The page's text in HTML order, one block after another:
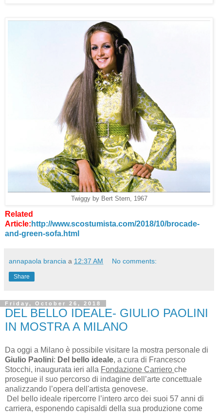
Twiggy by Bert Stern, 1967
Related
Article: http://www.scostumista.com/2018/10/brocade-
and-green-sofa.html
annapaola brancia a 12:37 AM No comments:
Share
Friday, October 26, 2018
DEL BELLO IDEALE- GIULIO PAOLINI
IN MOSTRA A MILANO
Da oggi a Milano è possibile visitare la mostra personale di
Giulio Paolini: Del bello ideale, a cura di Francesco
Stocchi, inaugurata ieri alla Fondazione Carriero che
prosegue il suo percorso di indagine dell’arte concettuale
analizzando l’opera dell'artista genovese.
Del bello ideale ripercorre l’intero arco dei suoi 57 anni di
carriera, esponendo capisaldi della sua produzione come